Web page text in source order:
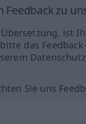
Feedback zu
ist
das
Sie uns